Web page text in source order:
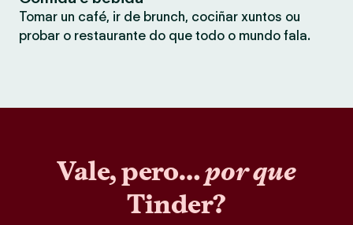
Tomar un café, ir de brunch, cociñar xuntos ou
probar o restaurante do que todo o mundo fala.
Vale, pero…por que
Tinder?